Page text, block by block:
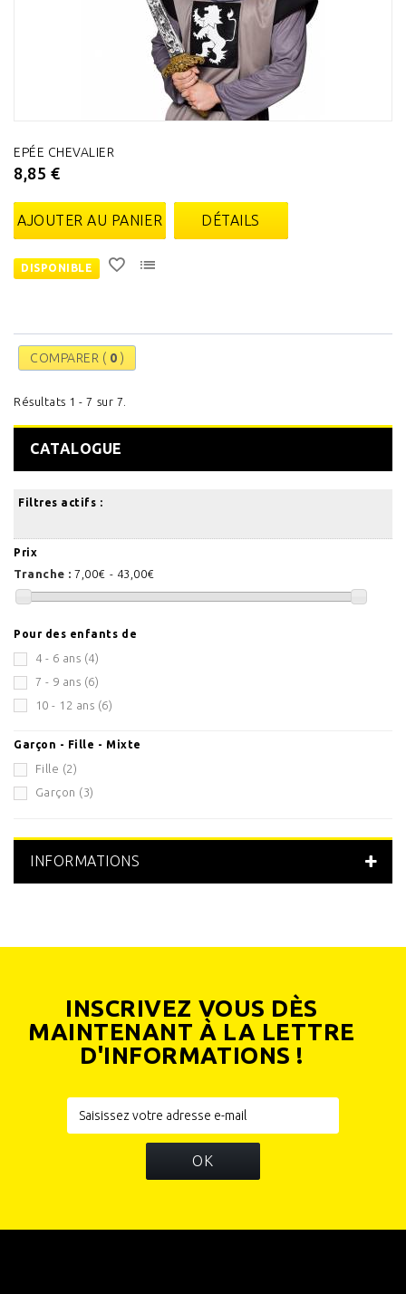
EPÉE CHEVALIER
8,85 €
AJOUTER AU PANIER DÉTAILS
DISPONIBLE
COMPARER ( 0 )
Résultats 1 - 7 sur 7.
CATALOGUE
Filtres actifs :
Prix
Tranche : 7,00€ - 43,00€
Pour des enfants de
4 - 6 ans (4)
7 - 9 ans (6)
10 - 12 ans (6)
Garçon - Fille - Mixte
Fille (2)
Garçon (3)
INFORMATIONS
INSCRIVEZ VOUS DÈS
MAINTENANT À LA LETTRE
D'INFORMATIONS !
OK